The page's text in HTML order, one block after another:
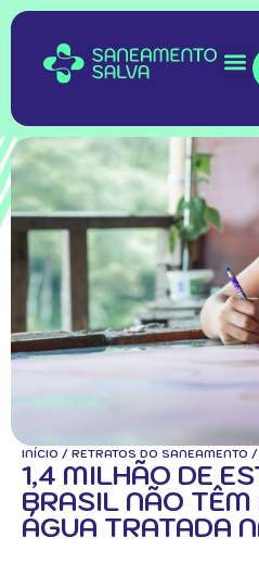
INÍCIO / RETRATOS DO SANEAMENTO /
1,4 MILHÃO DE
BRASIL NÃO
ÁGUA TRATADA